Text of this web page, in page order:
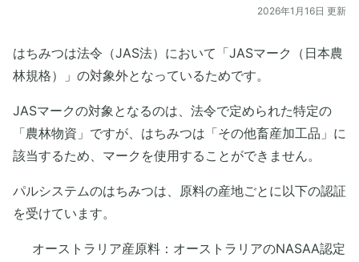
2026年1月16日 更新
はちみつは法令（JAS法）において「JASマーク（日本農
林規格）」の対象外となっているためです。
JASマークの対象となるのは、法令で定められた特定の
「農林物資」ですが、はちみつは「その他畜産加工品」に
該当するため、マークを使用することができません。
パルシステムのはちみつは、原料の産地ごとに以下の認証
を受けています。
オーストラリア産原料：オーストラリアのNASAA認定